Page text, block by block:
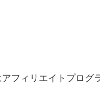
フィリエイトプログ